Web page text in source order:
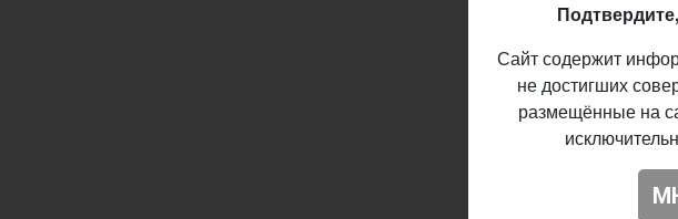
Сайт содержит
не достигших
размещённые на